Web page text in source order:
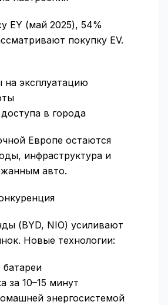
EY (май 2025), 54%
покупку EV.
на эксплуатацию
в города
Европе остаются
инфраструктура и
авто.
(BYD, NIO) усиливают
Новые технологии:
за 10–15 минут
энергосистемой